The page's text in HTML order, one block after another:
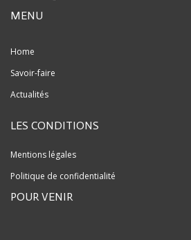
MENU
Home
Savoir-faire
Actualités
LES CONDITIONS
Mentions légales
Politique de confidentialité
POUR VENIR